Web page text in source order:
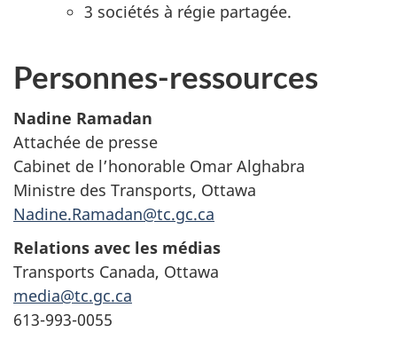
3 sociétés à régie partagée.
Personnes-ressources
Nadine Ramadan
Attachée de presse
Cabinet de l’honorable Omar Alghabra
Ministre des Transports, Ottawa
Nadine.Ramadan@tc.gc.ca
Relations avec les médias
Transports Canada, Ottawa
media@tc.gc.ca
613-993-0055